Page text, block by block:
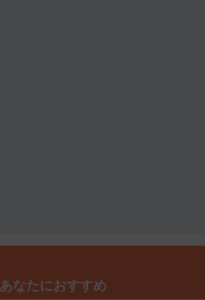
なたにおすすめ